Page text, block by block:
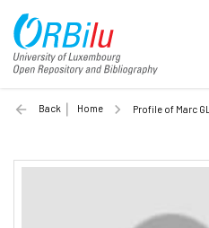
Back Home Profile of Marc